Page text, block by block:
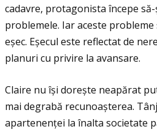
cadavre, protagonista începe
problemele. Iar aceste
eșec. Eșecul este reflectat de
planuri cu privire la avansare.
Claire nu își dorește neapărat
mai degrabă recunoașterea.
apartenenţei la înalta societate